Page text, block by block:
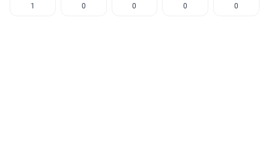
1 0 0 0 0